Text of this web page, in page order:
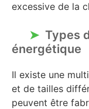
excessive de la
Types
énergétique
Il existe une
et de tailles
peuvent être